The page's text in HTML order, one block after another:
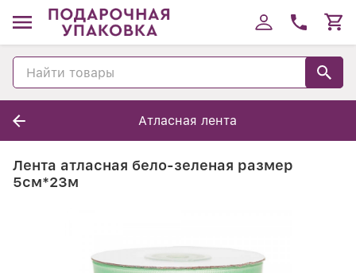
Атласная лента
Лента атласная бело-зеленая размер
5см*23м